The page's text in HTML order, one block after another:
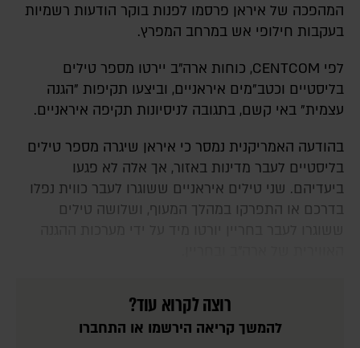
המהפכה של איראן פרסמו לפנות בוקר הודעות רשמיות
בעקבות חילופי אש במרחב המפרץ.
לפי CENTCOM, כוחות ארה"ב יירטו מספר טילים
בליסטיים וכטב"מים איראניים, וביצעו תקיפות "הגנה
עצמית" באי קשם, בתגובה לניסיונות תקיפה איראניים.
בהודעה האמריקנית נמסר כי איראן שיגרה מספר טילים
בליסטיים לעבר מדינות באזור, אך אלה לא פגעו
ביעדיהם. שני טילים איראניים ששוגרו לעבר כווית נפלו
בדרכם או התפרקו במהלך המעוף, ושלושה טילים
רוצה לקרוא עוד?
להמשך קריאה הירשמו או התחברו